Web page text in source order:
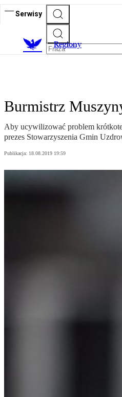
Serwisy
Regiony
Burmistrz
Aby ucywilizować problem
prezes Stowarzyszenia Gmin
Publikacja: 18.08.2019 19:59